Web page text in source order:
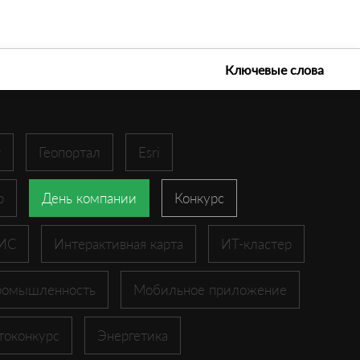
Ключевые слова
Геопортал Esri
День компании Конкурс
Интерактивная карта ИТ-кластер
Мобильное приложение
Энергетика